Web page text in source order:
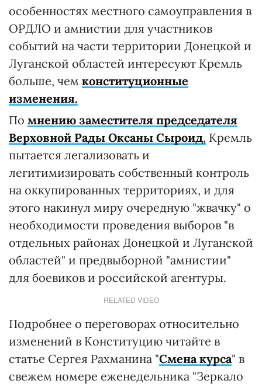
особенностях местного самоуправления в
ОРДЛО и амнистии для участников
событий на части территории Донецкой и
Луганской областей интересуют Кремль
больше, чем конституционные
изменения.
По мнению заместителя председателя
Верховной Рады Оксаны Сыроид, Кремль
пытается легализовать и
легитимизировать собственный контроль
на оккупированных территориях, и для
этого накинул миру очередную "жвачку" о
необходимости проведения выборов "в
отдельных районах Донецкой и Луганской
областей" и предвыборной "амнистии"
для боевиков и российской агентуры.
RELATED VIDEO
Подробнее о переговорах относительно
изменений в Конституцию читайте в
статье Сергея Рахманина "Смена курса" в
свежем номере еженедельника "Зеркало